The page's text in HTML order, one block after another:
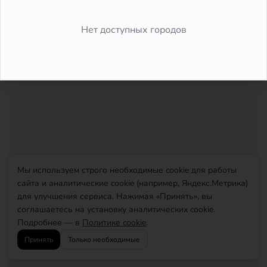
Мы используем строго необходимые cookie для работы
сайта и аналитические cookie (например, Яндекс.Метрика)
для улучшения сервиса. Нажимая «Принять», вы
соглашаетесь на установку аналитических cookie.
Подробнее — в Политике cookie.
Принять Только необходимые
Нет доступных городов